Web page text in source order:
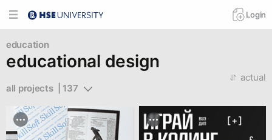
Login
education
educational design
all projects  | 137
actual